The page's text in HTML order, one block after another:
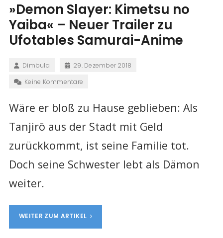
»Demon Slayer: Kimetsu no
Yaiba« – Neuer Trailer zu
Ufotables Samurai-Anime
Dimbula
29. Dezember 2018
Keine Kommentare
Wäre er bloß zu Hause geblieben: Als
Tanjirō aus der Stadt mit Geld
zurückkommt, ist seine Familie tot.
Doch seine Schwester lebt als Dämon
weiter.
WEITER ZUM ARTIKEL